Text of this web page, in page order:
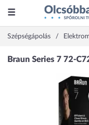
Szépségápolás